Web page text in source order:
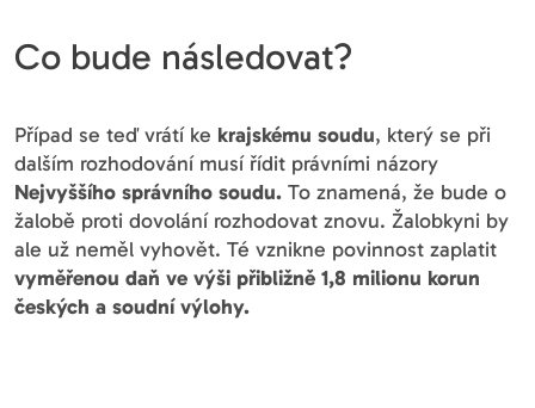
Co bude následovat?
Případ se teď vrátí ke krajskému soudu, který se při
dalším rozhodování musí řídit právními názory
Nejvyššího správního soudu. To znamená, že bude o
žalobě proti dovolání rozhodovat znovu. Žalobkyni by
ale už neměl vyhovět. Té vznikne povinnost zaplatit
vyměřenou daň ve výši přibližně 1,8 milionu korun
českých a soudní výlohy.